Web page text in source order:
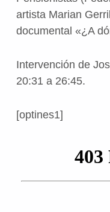
artista Marian
documental «¿A
Intervención de
20:31 a 26:45.
[optines1]